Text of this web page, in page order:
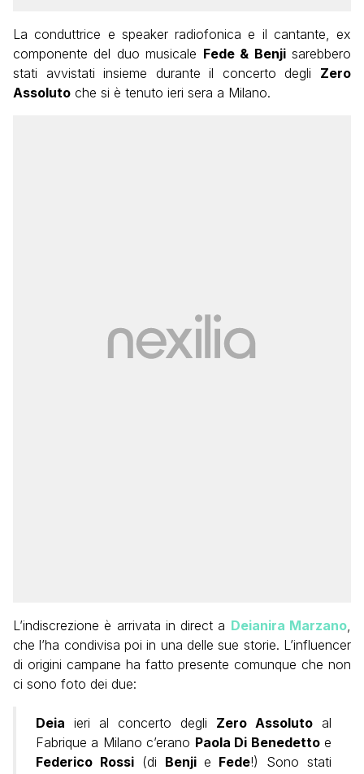
La conduttrice e speaker radiofonica e il cantante, ex
componente del duo musicale Fede & Benjisarebbero
stati avvistati insieme durante il concerto degli Zero
Assoluto che si è tenuto ieri sera a Milano.
L’indiscrezione è arrivata in direct a Deianira Marzano,
che l’ha condivisa poi in una delle sue storie. L’influencer
di origini campane ha fatto presente comunque che non
ci sono foto dei due:
Deia ieri al concerto degli Zero Assoluto al
Fabrique a Milano c’erano Paola Di Benedettoe
Federico Rossi (di Benji e Fede!) Sono stati